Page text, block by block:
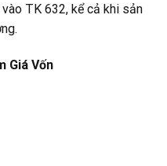
TK 632, kể cả khi sản
Giá Vốn